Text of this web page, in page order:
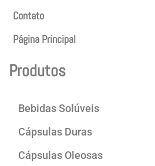
Contato
Página Principal
Produtos
Bebidas Solúveis
Cápsulas Duras
Cápsulas Oleosas